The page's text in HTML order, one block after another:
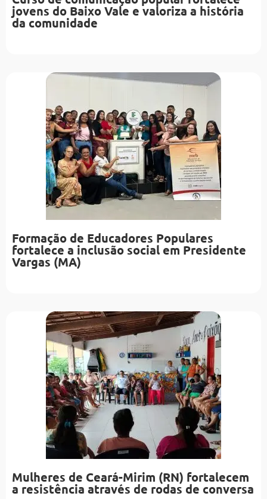
jovens do Baixo Vale e valoriza a história
da comunidade
Formação de Educadores Populares
fortalece a inclusão social em Presidente
Vargas (MA)
Mulheres de Ceará-Mirim (RN) fortalecem
a resistência através de rodas de conversa